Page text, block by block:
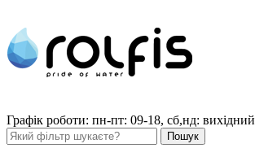
Графік роботи: пн-пт: 09-18, сб,нд: вихідний